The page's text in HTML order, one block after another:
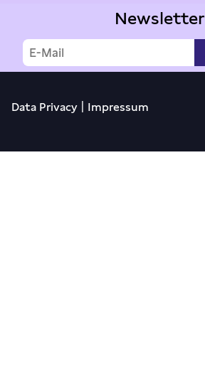
Newsletter
Data Privacy Impressum